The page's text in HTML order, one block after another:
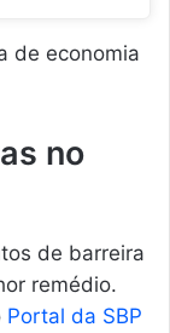
de economia
no
de barreira
remédio.
Portal da SBP